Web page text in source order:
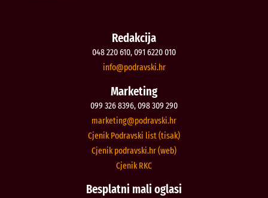
Redakcija
048 220 610, 091 6220 010
rh.iksvardop
@ofni
Marketing
099 326 8396, 098 309 290
rh.iksvardop
@gnitekram
Cjenik Podravski list (tisak)
Cjenik podravski.hr (web)
Cjenik RKC
Besplatni mali oglasi